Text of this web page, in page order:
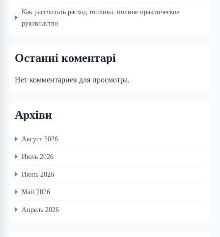
Как рассчитать расход топлива: полное практическое
руководство
Останні коментарі
Нет комментариев для просмотра.
Архіви
Август 2026
Июль 2026
Июнь 2026
Май 2026
Апрель 2026